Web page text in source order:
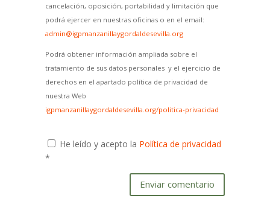
cancelación, oposición, portabilidad y limitación que
podrá ejercer en nuestras oficinas o en el email:
admin@igpmanzanillaygordaldesevilla.org
Podrá obtener información ampliada sobre el
tratamiento de sus datos personales y el ejercicio de
derechos en el apartado política de privacidad de
nuestra Web
igpmanzanillaygordaldesevilla.org/politica-privacidad
He leído y acepto la Política de privacidad
*
Enviar comentario